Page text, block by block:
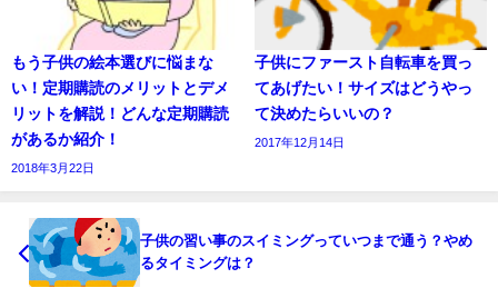
もう子供の絵本選びに悩まな
い！定期購読のメリットとデメ
リットを解説！どんな定期購読
があるか紹介！
2018年3月22日
子供にファースト自転車を買っ
てあげたい！サイズはどうやっ
て決めたらいいの？
2017年12月14日
子供の習い事のスイミングっていつまで通う？やめ
るタイミングは？